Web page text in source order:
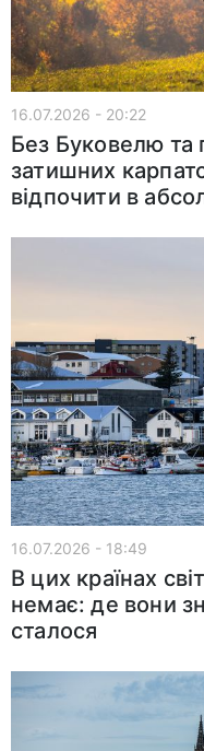
16.07.2026 - 20:22
Без Буковелю та
затишних
відпочити в
16.07.2026 - 18:49
В цих країнах
немає: де вони
сталося